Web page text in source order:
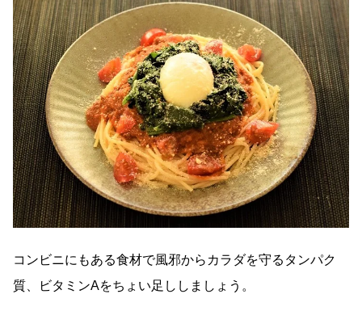
コンビニにもある食材で風邪からカラダを守るタンパク
質、ビタミンAをちょい足ししましょう。